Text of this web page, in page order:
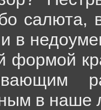
салюта,
в
формой
в наше